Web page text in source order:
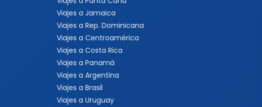
Viajes a Jamaica
Viajes a Rep. Dominicana
Viajes a Centroamérica
Viajes a Costa Rica
Viajes a Panamá
Viajes a Argentina
Viajes a Brasil
Viajes a Uruguay